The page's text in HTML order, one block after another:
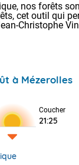
nos forêts
cet outil qui
Christophe
à Mézerolles
Coucher
21:25
Voici les
29/16 Paris :
Clermont-
Lille : 28/15